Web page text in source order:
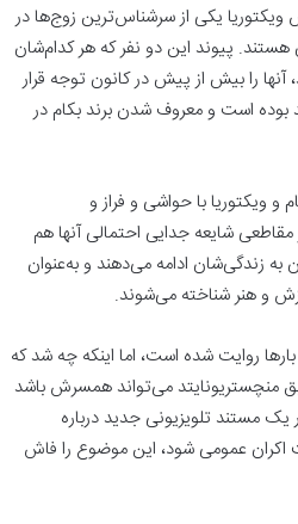
یکی از سرشناس‌ترین زوج‌ها در
پیوند این دو نفر که هر کدام‌شان
را بیش از پیش در کانون توجه قرار
بوده است و معروف‌ شدن برند بکام در
24 ساله بکام و ویکتوریا با حواشی و فراز و
شایعه جدایی احتمالی آنها هم
زندگی‌شان ادامه می‌دهند و به‌عنوان
و هنر شناخته می‌شوند.
روایت شده است، اما اینکه چه شد که
منچستریونایتد می‌تواند همسرش باشد
مستند تلویزیونی جدید درباره
اکران عمومی شود، این موضوع را فاش